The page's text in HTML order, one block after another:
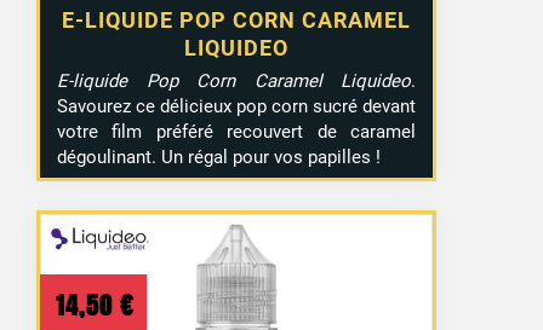
E-LIQUIDE POP CORN CARAMEL
LIQUIDEO
E-liquide Pop Corn Caramel Liquideo.
Savourez ce délicieux pop corn sucré devant
votre film préféré recouvert de caramel
dégoulinant. Un régal pour vos papilles !
14,50 €